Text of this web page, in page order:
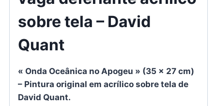
David
Quant
sobre tela – David
Quant
« Onda Oceânica no Apogeu » (35 x 27 cm)
– Pintura original em acrílico sobre tela de
David Quant.